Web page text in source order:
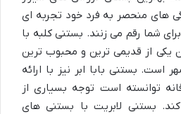
های منحصر به فرد خود تجربه ای
شما رقم می زنند. بستنی کلبه با
یکی از قدیمی ترین و محبوب ترین
بستنی بابا ابر نیز با ارائه
توانسته است توجه بسیاری از
بستنی لابریت با بستنی های